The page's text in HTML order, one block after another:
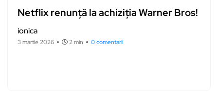
Netflix renunță la achiziția Warner Bros!
ionica
3 martie 2026 2 min 0 comentarii